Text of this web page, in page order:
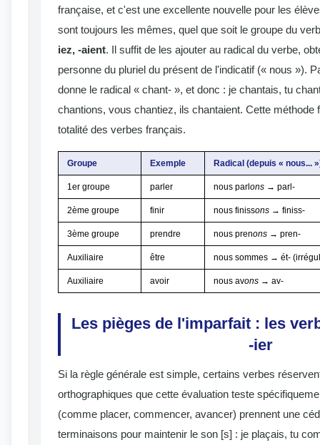
française, et c'est une excellente nouvelle pour les
sont toujours les mêmes, quel que soit le groupe du
iez, -aient. Il suffit de les ajouter au radical du verbe,
personne du pluriel du présent de l'indicatif (« nous »).
donne le radical « chant- », et donc : je chantais, tu
chantions, vous chantiez, ils chantaient. Cette méthode
totalité des verbes français.
Groupe Exemple Radical (depuis « nous...
1er groupe parler nous parl ons → parl-
2ème groupe finir nous finissons → finiss-
3ème groupe prendre nous prenons → pren-
Auxiliaire être nous sommes → ét-
Auxiliaire avoir nous avons → av-
Les pièges de l'imparfait : les
-ier
Si la règle générale est simple, certains verbes
orthographiques que cette évaluation teste
(comme placer, commencer, avancer) prennent une
terminaisons pour maintenir le son [s] : je plaçais, tu